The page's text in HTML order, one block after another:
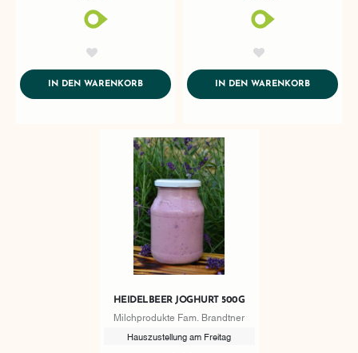
IN DEN WARENKORBADDTOCART IN DEN WARENKORB
HEIDELBEER JOGHURT 500G
Milchprodukte Fam. Brandtner
Hauszustellung am Freitag